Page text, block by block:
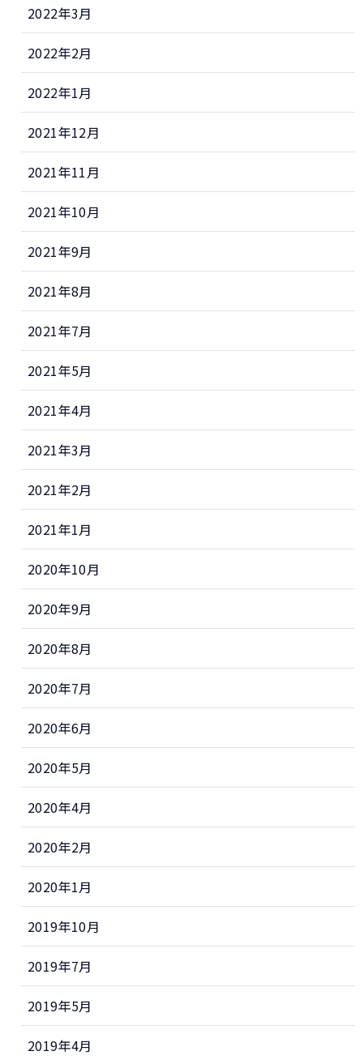
2022年3月
2022年2月
2022年1月
2021年12月
2021年11月
2021年10月
2021年9月
2021年8月
2021年7月
2021年5月
2021年4月
2021年3月
2021年2月
2021年1月
2020年10月
2020年9月
2020年8月
2020年7月
2020年6月
2020年5月
2020年4月
2020年2月
2020年1月
2019年10月
2019年7月
2019年5月
2019年4月